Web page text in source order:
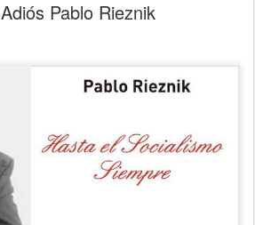
Adiós Pablo Rieznik